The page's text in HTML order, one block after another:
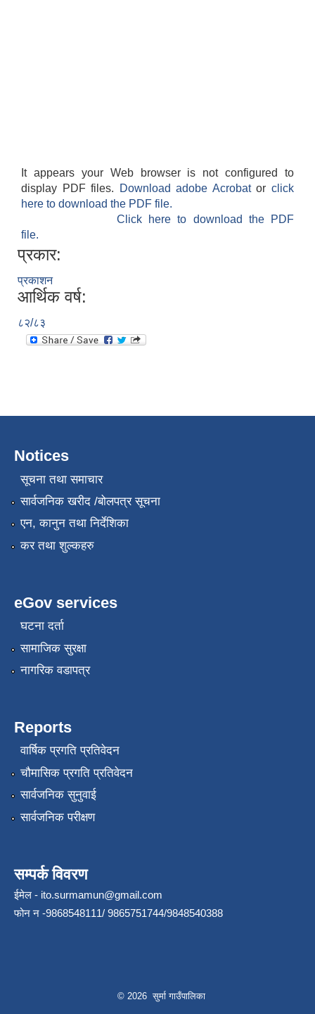
It appears your Web browser is not configured to
display PDF files.
Download adobe Acrobatorclick
here to download the PDF file.
Click here to download the PDF
file.
प्रकार:
प्रकाशन
आर्थिक वर्ष:
८२/८३
Notices
सूचना तथा समाचार
सार्वजनिक खरीद /बोलपत्र सूचना
एन, कानुन तथा निर्देशिका
कर तथा शुल्कहरु
eGov services
घटना दर्ता
सामाजिक सुरक्षा
नागरिक वडापत्र
Reports
वार्षिक प्रगति प्रतिवेदन
चौमासिक प्रगति प्रतिवेदन
सार्वजनिक सुनुवाई
सार्वजनिक परीक्षण
सम्पर्क विवरण
ईमेल - ito.surmamun@gmail.com
फोन न -9868548111/ 9865751744/9848540388
© 2026 सुर्मा गाउँपालिका